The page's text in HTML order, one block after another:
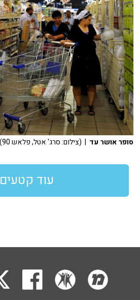
סופר אושר עד | (צילום: סרג' אטל, פלאש 90)
עוד קטעים